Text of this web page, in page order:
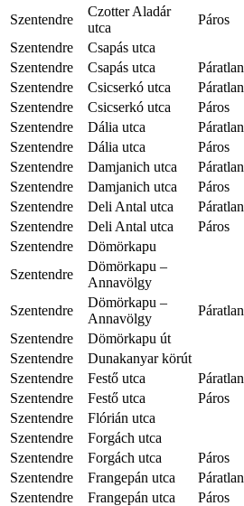
Szentendre
Czotter Aladár
utca
Páros
Szentendre
Csapás utca
Szentendre
Csapás utca Páratlan
Szentendre
Csicserkó utca Páratlan
Szentendre
Csicserkó utca Páros
Szentendre
Dália utca Páratlan
Szentendre
Dália utca Páros
Szentendre
Damjanich utca Páratlan
Szentendre
Damjanich utca Páros
Szentendre
Deli Antal utca Páratlan
Szentendre
Deli Antal utca Páros
Szentendre
Dömörkapu
Szentendre
Dömörkapu –
Annavölgy
Szentendre
Dömörkapu –
Annavölgy
Páratlan
Szentendre
Dömörkapu út
Szentendre
Dunakanyar körút
Szentendre
Festő utca Páratlan
Szentendre
Festő utca Páros
Szentendre
Flórián utca
Szentendre
Forgách utca
Szentendre
Forgách utca Páros
Szentendre
Frangepán utca Páratlan
Szentendre
Frangepán utca Páros